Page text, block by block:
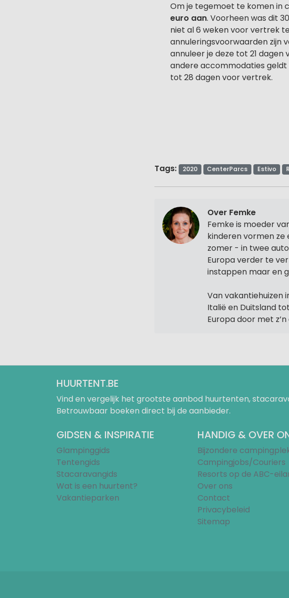
Om je tegemoet te komen in
euro aan. Voorheen was dit
niet al 6 weken voor vertrek
annuleringsvoorwaarden zijn
annuleer je deze tot 21
andere accommodaties
tot 28 dagen voor vertrek.
Tags: 2020 CenterParcs Estivo
Over Femke
Femke is moeder
kinderen vormen ze
zomer - in twee
Europa verder te
instappen maar en
Van vakantiehuizen
Italië en Duitsland
Europa door met
HUURTENT.BE
Vind en vergelijk het grootste aanbod huurtenten,
Betrouwbaar boeken direct bij de aanbieder.
GIDSEN & INSPIRATIE
Glampinggids
Tentengids
Stacaravangids
Wat is een huurtent?
Vakantieparken
HANDIG & OVER
Bijzondere
Campingjobs/Couriers
Resorts op de ABC-
Over ons
Contact
Privacybeleid
Sitemap